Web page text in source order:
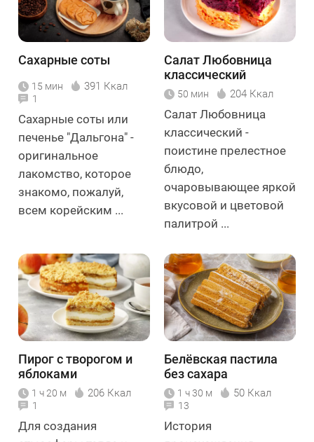
Сахарные соты
15 мин 391 Ккал
1
Сахарные соты или
печенье "Дальгона" -
оригинальное
лакомство, которое
знакомо, пожалуй,
всем корейским ...
Салат Любовница
классический
50 мин 204 Ккал
Салат Любовница
классический -
поистине прелестное
блюдо,
очаровывающее яркой
вкусовой и цветовой
палитрой ...
Пирог с творогом и
яблоками
1 ч 20 м 206 Ккал
1
Для создания
Белёвская пастила
без сахара
1 ч 30 м 50 Ккал
13
История